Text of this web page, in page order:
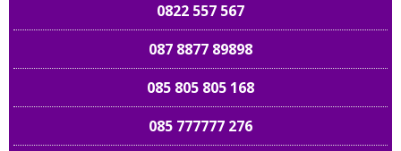
0822 557 567
087 8877 89898
085 805 805 168
085 777777 276